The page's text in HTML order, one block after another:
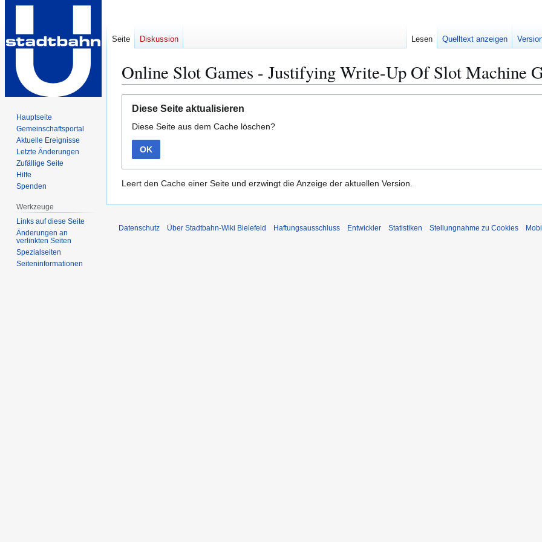
Online Slot Games - Justifying Write-Up Of Slot Machine
Navigation
springen
Suche
springen
Diese Seite aktualisieren
Diese Seite aus dem Cache löschen?
OK
Leert den Cache einer Seite und erzwingt die Anzeige der aktuellen Version.
Seite Diskussion Lesen Quelltext anzeigen
Hauptseite
Gemeinschafts­portal
Aktuelle Ereignisse
Letzte Änderungen
Zufällige Seite
Hilfe
Spenden
Werkzeuge
Links auf diese Seite
Änderungen an
verlinkten Seiten
Spezialseiten
Seiten­­informationen
Datenschutz Über Stadtbahn-Wiki Bielefeld Haftungsausschluss Entwickler Statistiken Stellungnahme zu Cookies